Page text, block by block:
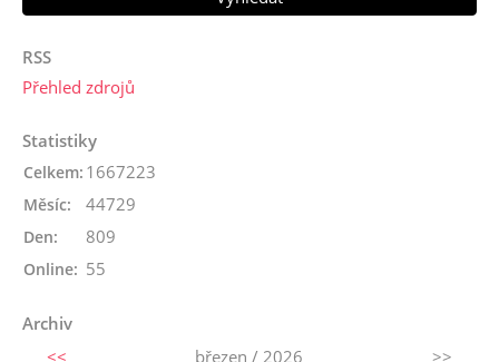
RSS
Přehled zdrojů
Statistiky
Online: 55
Celkem: 1667223
Měsíc: 44729
Den: 809
Archiv
<<
březen / 2026 >>